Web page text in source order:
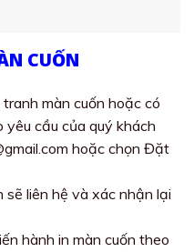
CUỐN
màn cuốn hoặc có
cầu của quý khách
hoặc chọn Đặt
sẽ liên hệ và xác nhận lại
hành in màn cuốn theo